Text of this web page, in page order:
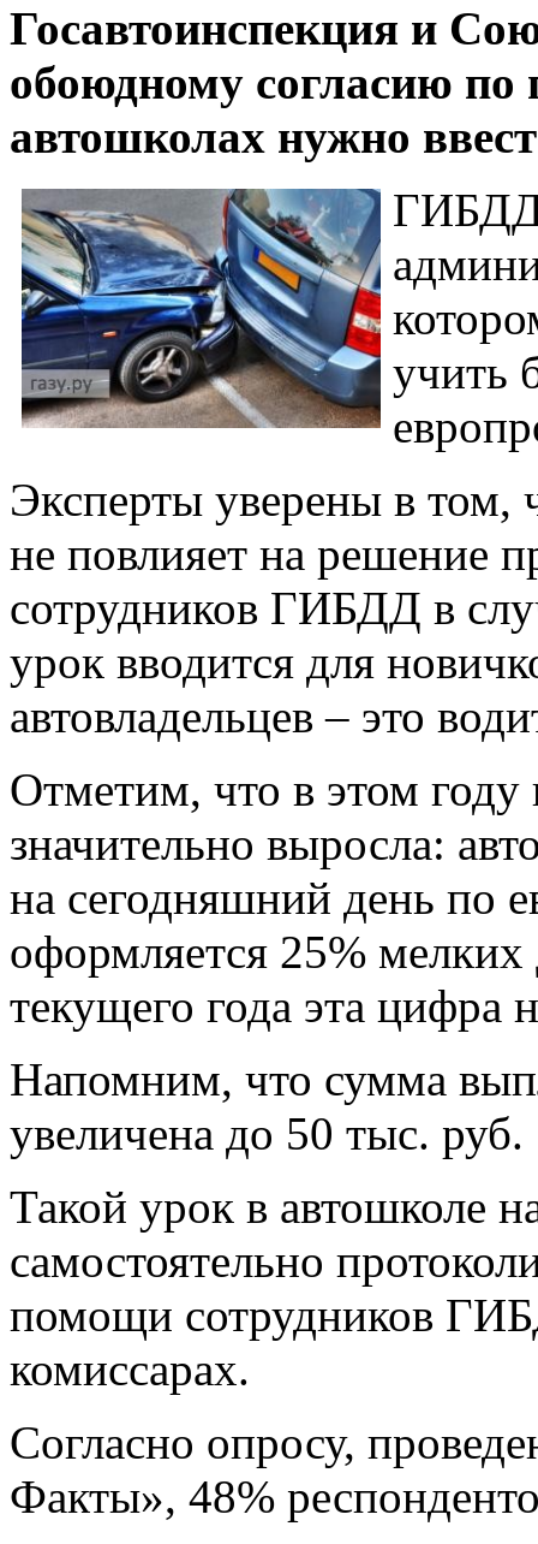
Госавтоинспекция и
обоюдному согласию по
автошколах нужно
ГИБДД
учить
Эксперты уверены в том,
не повлияет на решение
сотрудников ГИБДД в
урок вводится для
автовладельцев – это
Отметим, что в этом году
значительно выросла:
на сегодняшний день по
оформляется 25%
текущего года эта цифра
Напомним, что сумма
увеличена до 50 тыс. руб.
Такой урок в автошколе
самостоятельно
помощи сотрудников
комиссарах.
Согласно опросу,
Факты», 48%